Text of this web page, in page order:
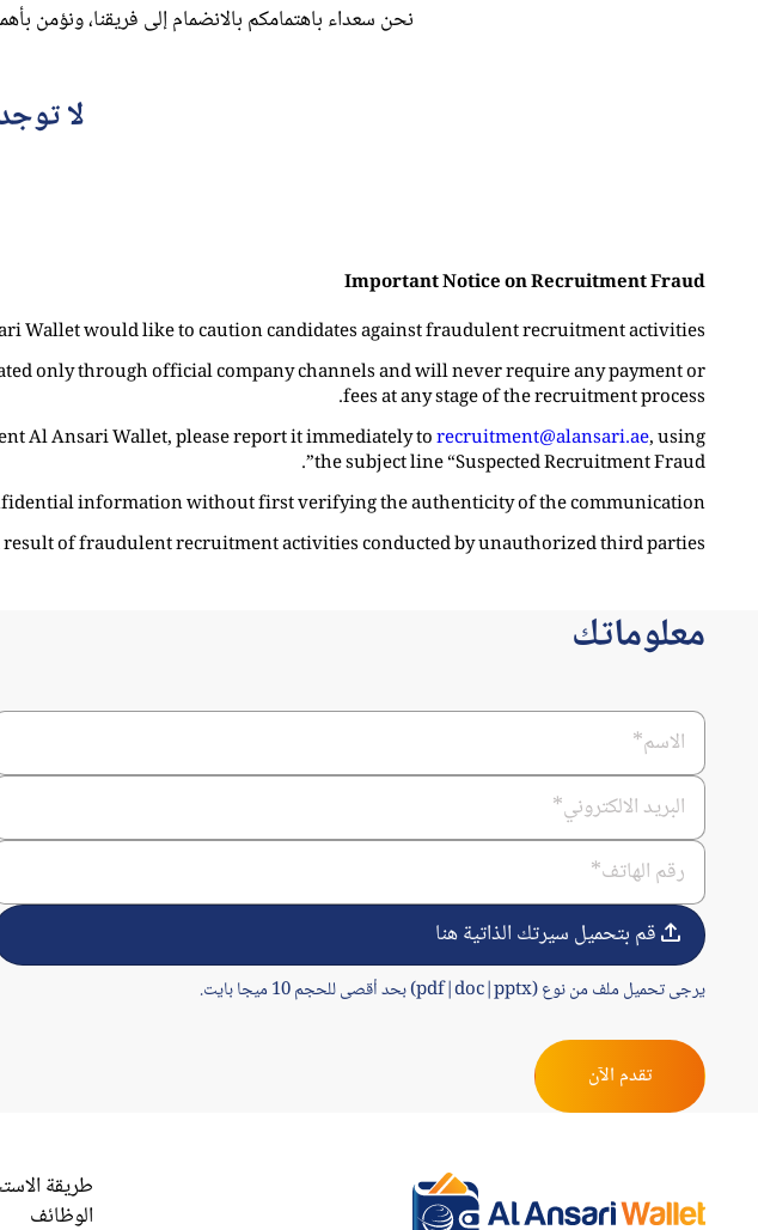
نحن سعداء باهتمامكم بالانضمام إلى فريقنا، ونؤمن
لا
Important Notice on Recruitment Fraud
Wallet would like to caution candidates against fraudulent recruitment activities.
only through official company channels and will never require any payment or
fees at any stage of the recruitment process.
Al Ansari Wallet, please report it immediately torecruitment@alansari.ae, using
the subject line “Suspected Recruitment Fraud”.
information without first verifying the authenticity of the communication.
of fraudulent recruitment activities conducted by unauthorized third parties.
معلوماتك
قم بتحميل سيرتك الذاتية هنا
يرجى تحميل ملف من نوع (pdf|doc|pptx) بحد أقصى للحجم 10 ميجا بايت.
طريقة
الوظائف